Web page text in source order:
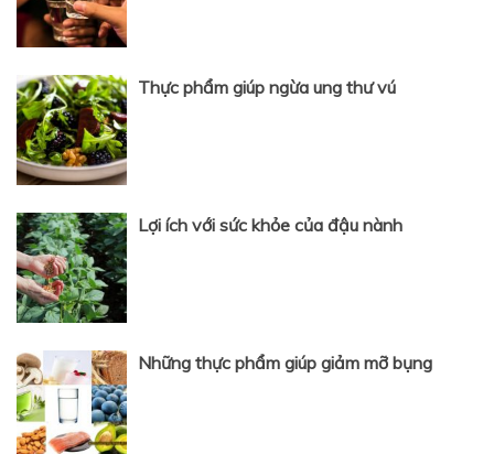
Thực phẩm giúp ngừa ung thư vú
Lợi ích với sức khỏe của đậu nành
Những thực phẩm giúp giảm mỡ bụng